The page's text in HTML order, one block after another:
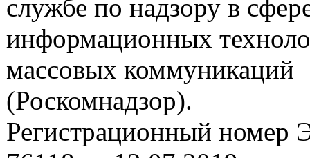
службе по надзору в
информационных
массовых коммуникаций
(Роскомнадзор).
Регистрационный